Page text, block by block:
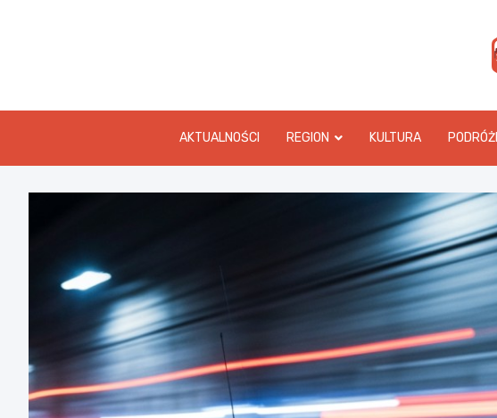
AKTUALNOŚCI REGION KULTURA